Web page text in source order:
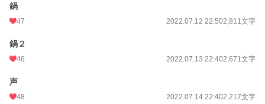
鍋
47 2022.07.12 22:502,811文字
鍋２
46 2022.07.13 22:402,671文字
声
48 2022.07.14 22:402,217文字